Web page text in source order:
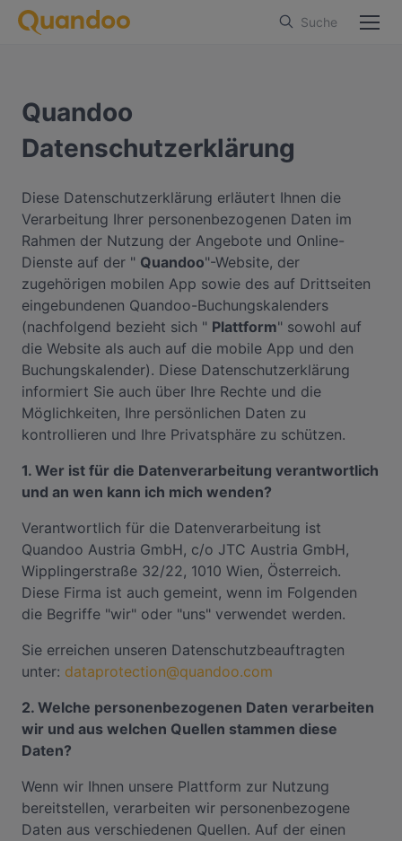
Suche
Quandoo
Datenschutzerklärung
Diese Datenschutzerklärung erläutert Ihnen die
Verarbeitung Ihrer personenbezogenen Daten im
Rahmen der Nutzung der Angebote und Online-
Dienste auf der " Quandoo"-Website, der
zugehörigen mobilen App sowie des auf Drittseiten
eingebundenen Quandoo-Buchungskalenders
(nachfolgend bezieht sich " Plattform" sowohl auf
die Website als auch auf die mobile App und den
Buchungskalender). Diese Datenschutzerklärung
informiert Sie auch über Ihre Rechte und die
Möglichkeiten, Ihre persönlichen Daten zu
kontrollieren und Ihre Privatsphäre zu schützen.
1. Wer ist für die Datenverarbeitung verantwortlich
und an wen kann ich mich wenden?
Verantwortlich für die Datenverarbeitung ist
Quandoo Austria GmbH, c/o JTC Austria GmbH,
Wipplingerstraße 32/22, 1010 Wien, Österreich.
Diese Firma ist auch gemeint, wenn im Folgenden
die Begriffe "wir" oder "uns" verwendet werden.
Sie erreichen unseren Datenschutzbeauftragten
unter: dataprotection@quandoo.com
2. Welche personenbezogenen Daten verarbeiten
wir und aus welchen Quellen stammen diese
Daten?
Wenn wir Ihnen unsere Plattform zur Nutzung
bereitstellen, verarbeiten wir personenbezogene
Daten aus verschiedenen Quellen. Auf der einen